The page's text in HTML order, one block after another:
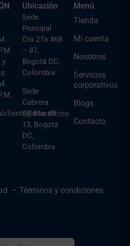
y
Ubicación
Sede
Principal
Cra 27a #68
– 87,
Bogotá DC,
Colombia
Sede
Cabrera
Cll 81a #8 –
13, Bogotá
DC,
Colombia
Menú
Tienda
Mi cuenta
Nosotros
Servicios
corporativos
Blogs
Contacto
– Términos y condiciones